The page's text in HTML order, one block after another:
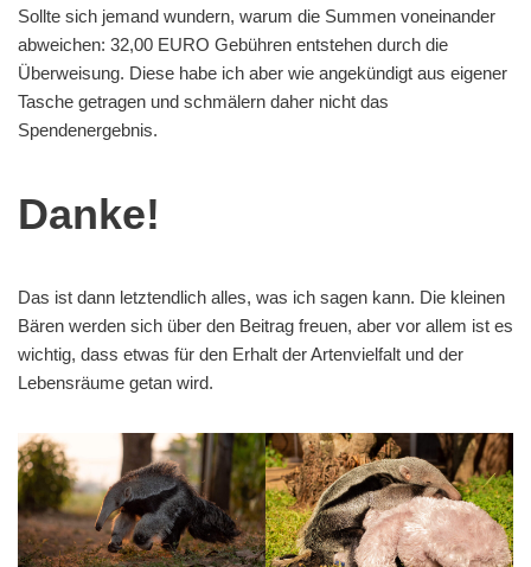
Sollte sich jemand wundern, warum die Summen voneinander
abweichen: 32,00 EURO Gebühren entstehen durch die
Überweisung. Diese habe ich aber wie angekündigt aus eigener
Tasche getragen und schmälern daher nicht das
Spendenergebnis.
Danke!
Das ist dann letztendlich alles, was ich sagen kann. Die kleinen
Bären werden sich über den Beitrag freuen, aber vor allem ist es
wichtig, dass etwas für den Erhalt der Artenvielfalt und der
Lebensräume getan wird.